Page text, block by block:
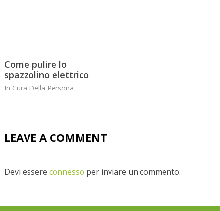
Come pulire lo
spazzolino elettrico
In Cura Della Persona
LEAVE A COMMENT
Devi essere connesso per inviare un commento.